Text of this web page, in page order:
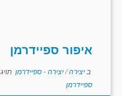
איפור ספיידרמן
ב יצירה/יצירה - ספיידרמן תויג
ספיידרמן